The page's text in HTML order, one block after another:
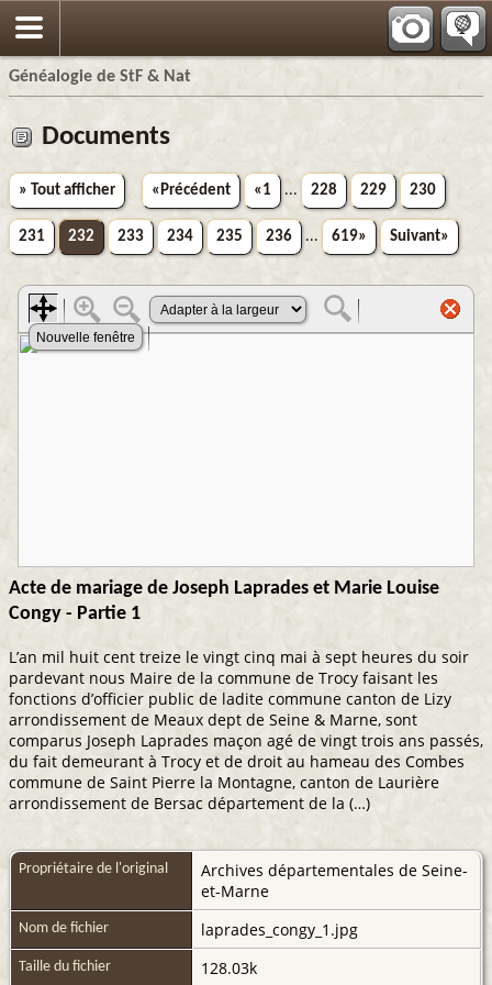
Généalogie de StF & Nat
Documents
» Tout afficher «Précédent «1 ... 228 229 230
231 232 233 234 235 236 ... 619» Suivant»
Acte de mariage de Joseph Laprades et Marie Louise
Congy - Partie 1
L’an mil huit cent treize le vingt cinq mai à sept heures du soir
pardevant nous Maire de la commune de Trocy faisant les
fonctions d’officier public de ladite commune canton de Lizy
arrondissement de Meaux dept de Seine & Marne, sont
comparus Joseph Laprades maçon agé de vingt trois ans passés,
du fait demeurant à Trocy et de droit au hameau des Combes
commune de Saint Pierre la Montagne, canton de Laurière
arrondissement de Bersac département de la (…)
Propriétaire de l'original
Archives départementales de Seine-
et-Marne
Nom de fichier laprades_congy_1.jpg
Taille du fichier 128.03k